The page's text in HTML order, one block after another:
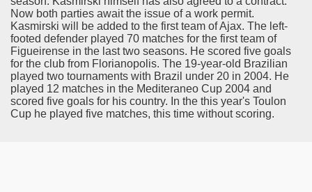
Now both parties await the issue of a work permit.
Kasmirski will be added to the first team of Ajax. The left-
footed defender played 70 matches for the first team of
Figueirense in the last two seasons. He scored five goals
for the club from Florianopolis. The 19-year-old Brazilian
played two tournaments with Brazil under 20 in 2004. He
played 12 matches in the Mediteraneo Cup 2004 and
scored five goals for his country. In the this year's Toulon
Cup he played five matches, this time without scoring.